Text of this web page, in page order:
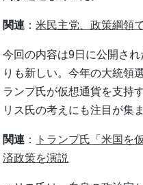
関連 ：米民主党、政策綱領
今回の内容は9日に公開さ
りも新しい。今年の大統領
ランプ氏が仮想通貨を支持
リス氏の考えにも注目が集
関連 ：
トランプ氏「米国を
済政策を演説